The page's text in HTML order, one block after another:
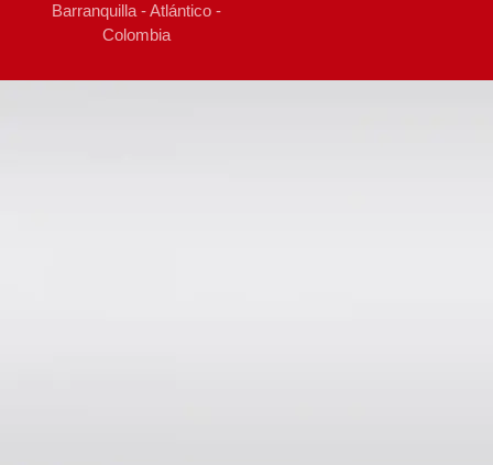
Barranquilla - Atlántico -
Colombia